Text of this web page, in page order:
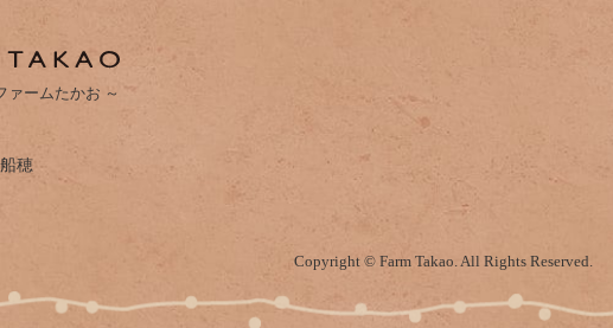
ームたかお ～
穂
Copyright © Farm Takao. All Rights Reserved.